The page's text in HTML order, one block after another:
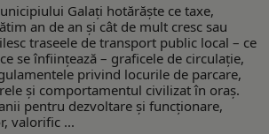
Galați hotărăște ce taxe,
an de an și cât de mult cresc sau
traseele de transport public local – ce
se înființează – graficele de circulație,
privind locurile de parcare,
și comportamentul civilizat în oraș.
pentru dezvoltare și funcționare,
valorific ...